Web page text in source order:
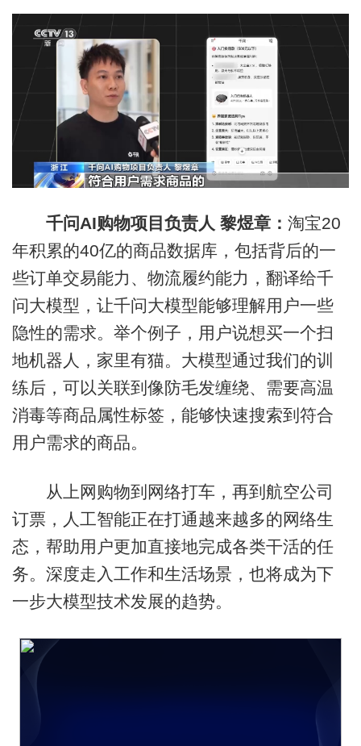
千问AI购物项目负责人 黎煜章： 淘宝20
年积累的40亿的商品数据库，包括背后的一
些订单交易能力、物流履约能力，翻译给千
问大模型，让千问大模型能够理解用户一些
隐性的需求。举个例子，用户说想买一个扫
地机器人，家里有猫。大模型通过我们的训
练后，可以关联到像防毛发缠绕、需要高温
消毒等商品属性标签，能够快速搜索到符合
用户需求的商品。
从上网购物到网络打车，再到航空公司
订票，人工智能正在打通越来越多的网络生
态，帮助用户更加直接地完成各类干活的任
务。深度走入工作和生活场景，也将成为下
一步大模型技术发展的趋势。